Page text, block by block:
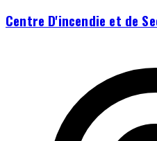
Centre D'incendie et de